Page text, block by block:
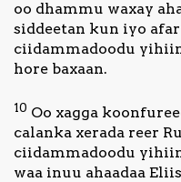
oo dhammu waxay
siddeetan kun iyo
ciidammadoodu
hore baxaan.
10 Oo xagga
calanka xerada reer
ciidammadoodu
waa inuu ahaadaa